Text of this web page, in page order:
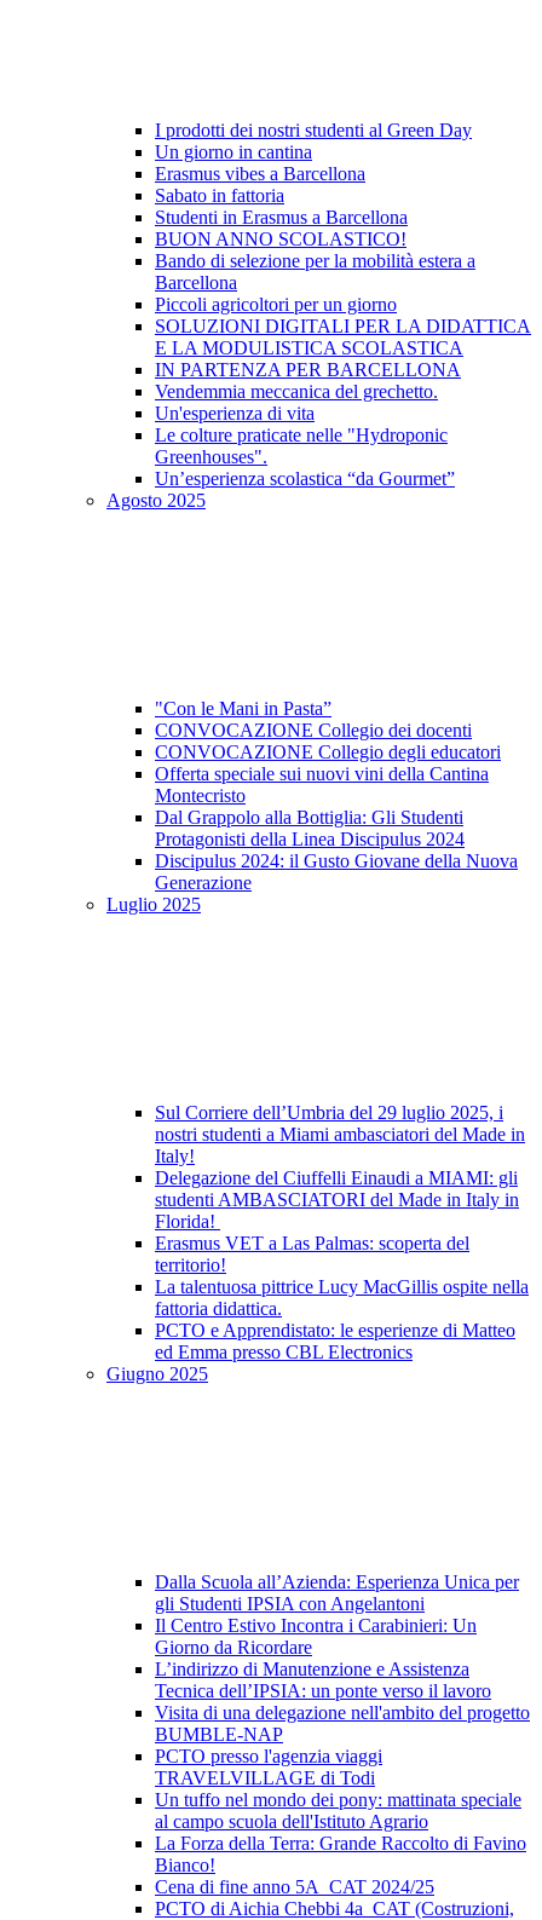
I prodotti dei nostri studenti al Green Day
Un giorno in cantina
Erasmus vibes a Barcellona
Sabato in fattoria
Studenti in Erasmus a Barcellona
BUON ANNO SCOLASTICO!
Bando di selezione per la mobilità estera a
Barcellona
Piccoli agricoltori per un giorno
SOLUZIONI DIGITALI PER LA DIDATTICA
E LA MODULISTICA SCOLASTICA
IN PARTENZA PER BARCELLONA
Vendemmia meccanica del grechetto.
Un'esperienza di vita
Le colture praticate nelle "Hydroponic
Greenhouses".
Un’esperienza scolastica “da Gourmet”
Agosto 2025
"Con le Mani in Pasta”
CONVOCAZIONE Collegio dei docenti
CONVOCAZIONE Collegio degli educatori
Offerta speciale sui nuovi vini della Cantina
Montecristo
Dal Grappolo alla Bottiglia: Gli Studenti
Protagonisti della Linea Discipulus 2024
Discipulus 2024: il Gusto Giovane della Nuova
Generazione
Luglio 2025
Sul Corriere dell’Umbria del 29 luglio 2025, i
nostri studenti a Miami ambasciatori del Made in
Italy!
Delegazione del Ciuffelli Einaudi a MIAMI: gli
studenti AMBASCIATORI del Made in Italy in
Florida!
Erasmus VET a Las Palmas: scoperta del
territorio!
La talentuosa pittrice Lucy MacGillis ospite nella
fattoria didattica.
PCTO e Apprendistato: le esperienze di Matteo
ed Emma presso CBL Electronics
Giugno 2025
Dalla Scuola all’Azienda: Esperienza Unica per
gli Studenti IPSIA con Angelantoni
Il Centro Estivo Incontra i Carabinieri: Un
Giorno da Ricordare
L’indirizzo di Manutenzione e Assistenza
Tecnica dell’IPSIA: un ponte verso il lavoro
Visita di una delegazione nell'ambito del progetto
BUMBLE-NAP
PCTO presso l'agenzia viaggi
TRAVELVILLAGE di Todi
Un tuffo nel mondo dei pony: mattinata speciale
al campo scuola dell'Istituto Agrario
La Forza della Terra: Grande Raccolto di Favino
Bianco!
Cena di fine anno 5A_CAT 2024/25
PCTO di Aichia Chebbi 4a_CAT (Costruzioni,